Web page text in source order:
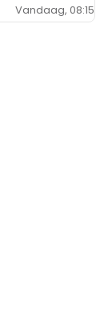
Vandaag, 08:15